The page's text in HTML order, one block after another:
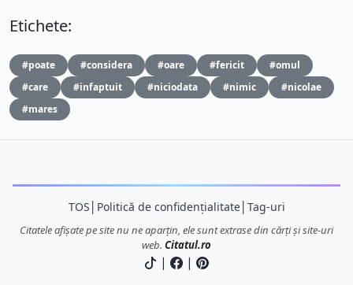
Etichete:
#poate #considera #oare #fericit
#omul
#care
#infaptuit #niciodata #nimic
#nicolae
#mares
TOS Politică de confidențialitate│ Tag-uri
Citatele afișate pe site nu ne aparțin, ele sunt extrase din cărți și site-uri
web. Citatul.ro
| |